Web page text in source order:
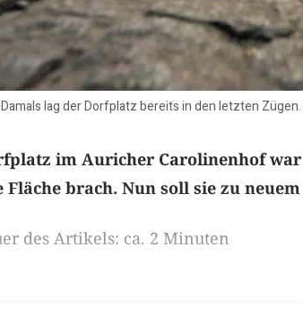
lag der Dorfplatz bereits in den letzten
im Auricher Carolinenhof
Fläche brach. Nun soll sie zu
des Artikels: ca. 2 Minuten